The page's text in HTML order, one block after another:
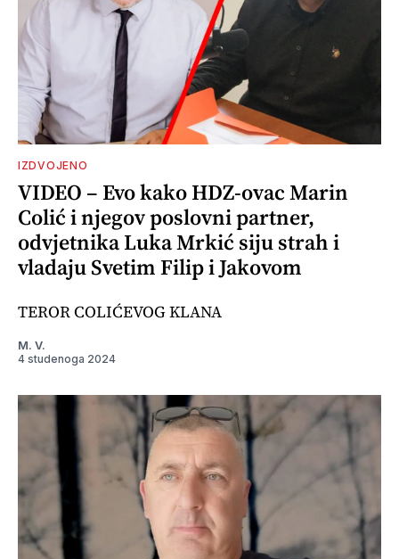
IZDVOJENO
VIDEO – Evo kako HDZ-ovac Marin
Colić i njegov poslovni partner,
odvjetnika Luka Mrkić siju strah i
vladaju Svetim Filip i Jakovom
TEROR COLIĆEVOG KLANA
M. V.
4 studenoga 2024